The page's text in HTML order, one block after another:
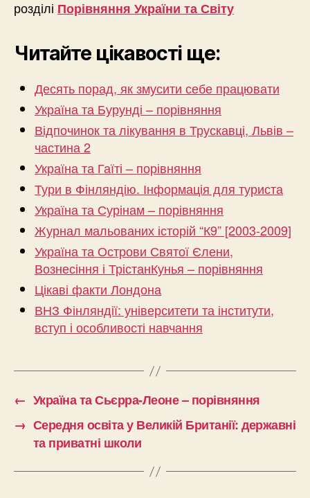
розділі Порівняння України та Світу
Читайте цікавості ще:
Десять порад, як змусити себе працювати
Україна та Бурунді – порівняння
Відпочинок та лікування в Трускавці, Львів –
частина 2
Україна та Гаїті – порівняння
Тури в Фінляндію. Інформація для туриста
Україна та Сурінам – порівняння
Журнал мальованих історій “К9” [2003-2009]
Україна та Острови Святої Єлени,
Вознесіння і ТрістанКунья – порівняння
Цікаві факти Лондона
ВНЗ Фінляндії: університети та інститути,
вступ і особливості навчання
← Україна та Сьєрра-Леоне – порівняння
→ Середня освіта у Великій Британії: державні
та приватні школи